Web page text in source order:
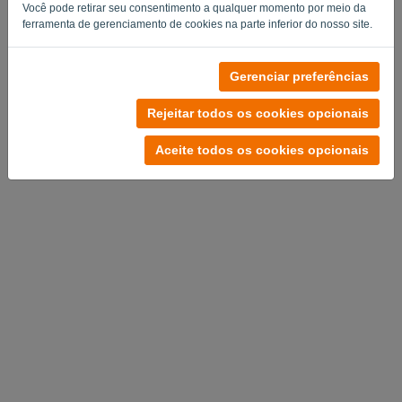
Você pode retirar seu consentimento a qualquer momento por meio da
ferramenta de gerenciamento de cookies na parte inferior do nosso site.
Gerenciar preferências
Rejeitar todos os cookies opcionais
Aceite todos os cookies opcionais